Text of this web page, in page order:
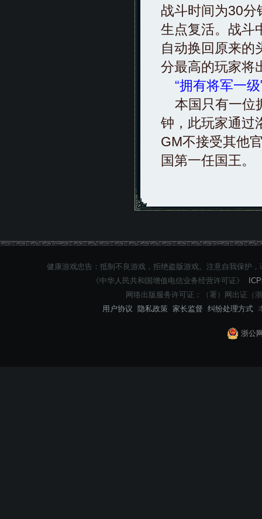
战斗时间为30分
生点复活。战斗
自动换回原来的
分最高的玩家将
“拥有将军一
本国只有一位
钟，此玩家通过
GM不接受其他
国第一任国王。
健康游戏忠告：抵制不良游戏，拒绝盗版游戏。注意自我保护
《中华人民共和国增值电信业务经营许可证》
网络出版服务许可证：（署）网出证（
用户协议
隐私政策 家长监督 纠纷处理方式
浙公